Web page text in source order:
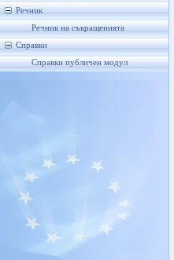
Речник
Речник на съкращенията
Справки
Справки публичен модул